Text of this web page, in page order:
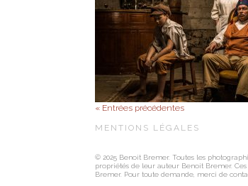
« Entrées précédentes
MENTIONS LÉGALES
© 2025 Benoit Bremer. Toutes les
propriétés de leur auteur Benoit Bremer.
Bremer. Pour toute demande, merci de